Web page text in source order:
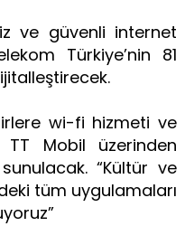
ve güvenli internet
Türkiye’nin 81
wi-fi hizmeti ve
Mobil üzerinden
“Kültür ve
tüm uygulamaları